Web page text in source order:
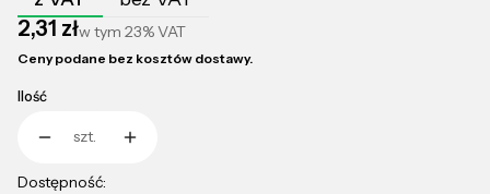
Cena
2,31 złw tym 23%VAT
Ceny podane bez kosztów dostawy.
Ilość
szt.
Dostępność: